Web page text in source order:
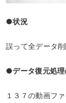
●状況
誤って全データ削
●データ復元処理
１３７の動画フ